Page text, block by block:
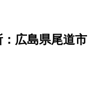
：広島県尾道市